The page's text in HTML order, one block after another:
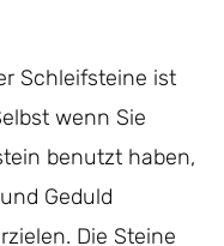
Schleifsteine ist
wenn Sie
benutzt haben,
Geduld
Die Steine